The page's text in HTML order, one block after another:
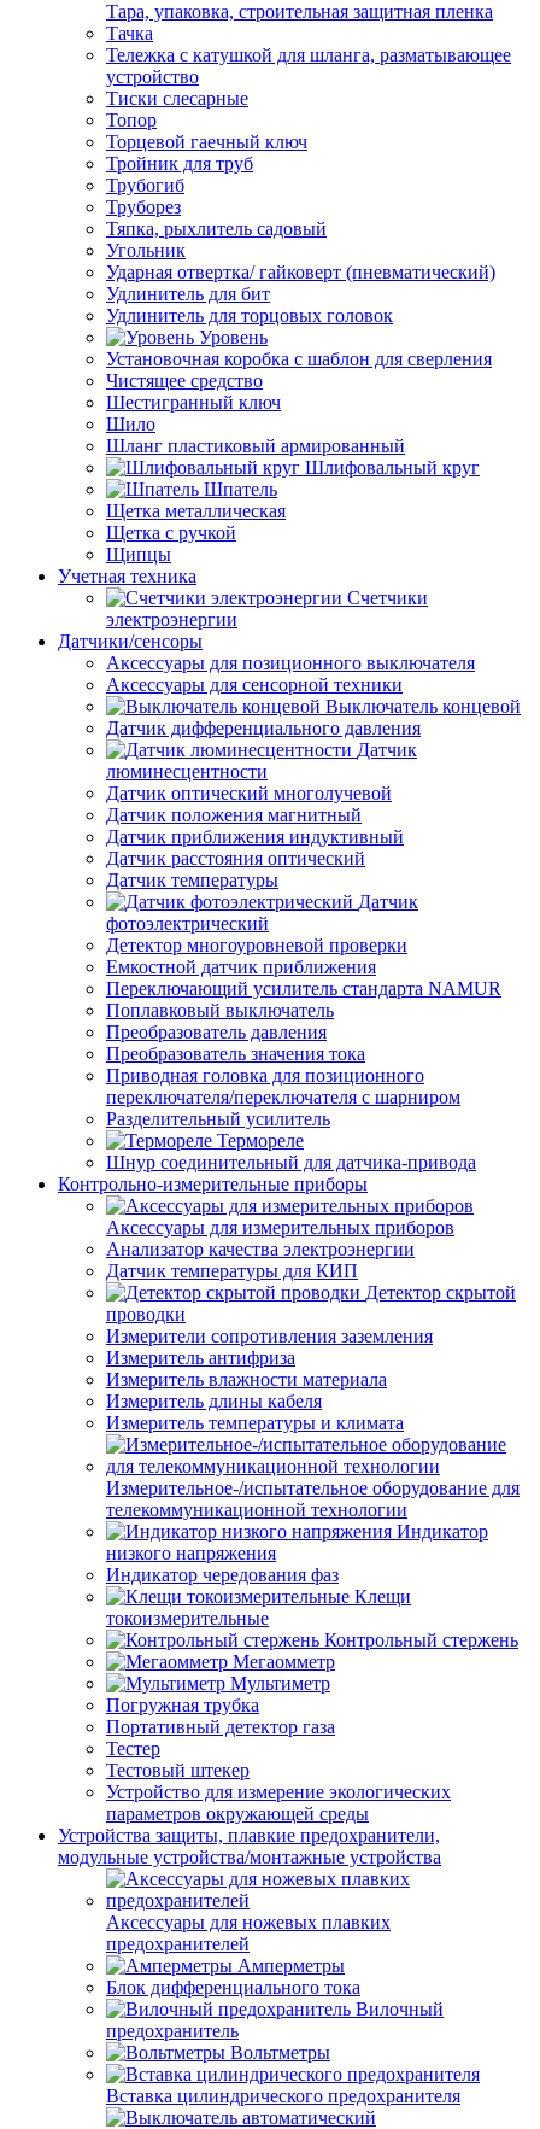
Тара, упаковка, строительная защитная пленка
Тачка
Тележка с катушкой для шланга, разматывающее
устройство
Тиски слесарные
Топор
Торцевой гаечный ключ
Тройник для труб
Трубогиб
Труборез
Тяпка, рыхлитель садовый
Угольник
Ударная отвертка/ гайковерт (пневматический)
Удлинитель для бит
Удлинитель для торцовых головок
Уровень
Установочная коробка с шаблон для сверления
Чистящее средство
Шестигранный ключ
Шило
Шланг пластиковый армированный
Шлифовальный круг
Шпатель
Щетка металлическая
Щетка с ручкой
Щипцы
Учетная техника
Счетчики
электроэнергии
Датчики/сенсоры
Аксессуары для позиционного выключателя
Аксессуары для сенсорной техники
Выключатель концевой
Датчик дифференциального давления
Датчик
люминесцентности
Датчик оптический многолучевой
Датчик положения магнитный
Датчик приближения индуктивный
Датчик расстояния оптический
Датчик температуры
Датчик
фотоэлектрический
Детектор многоуровневой проверки
Емкостной датчик приближения
Переключающий усилитель стандарта NAMUR
Поплавковый выключатель
Преобразователь давления
Преобразователь значения тока
Приводная головка для позиционного
переключателя/переключателя с шарниром
Разделительный усилитель
Термореле
Шнур соединительный для датчика-привода
Контрольно-измерительные приборы
Аксессуары для измерительных приборов
Анализатор качества электроэнергии
Датчик температуры для КИП
Детектор скрытой
проводки
Измерители сопротивления заземления
Измеритель антифриза
Измеритель влажности материала
Измеритель длины кабеля
Измеритель температуры и климата
Измерительное-/испытательное оборудование для
телекоммуникационной технологии
Индикатор
низкого напряжения
Индикатор чередования фаз
Клещи
токоизмерительные
Контрольный стержень
Мегаомметр
Мультиметр
Погружная трубка
Портативный детектор газа
Тестер
Тестовый штекер
Устройство для измерение экологических
параметров окружающей среды
Устройства защиты, плавкие предохранители,
модульные устройства/монтажные устройства
Аксессуары для ножевых плавких
предохранителей
Амперметры
Блок дифференциального тока
Вилочный
предохранитель
Вольтметры
Вставка цилиндрического предохранителя